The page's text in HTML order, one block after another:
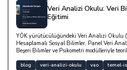
Veri Analizi Okulu: Veri
Eğitimi
YÖK yürütücülüğündeki Veri Analizi Okulu
Hesaplamalı Sosyal Bilimler, Panel Veri
Beşeri Bilimler ve Psikometri modülleriyle
yazısına göz atın.
blog veri-analizi-okulu vao
temel-